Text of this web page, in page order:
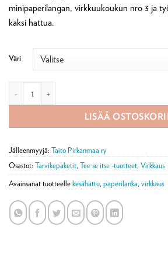
minipaperilangan, virkkuukoukun nro 3 ja
kaksi hattua.
Väri
LISÄÄ
Jälleenmyyjä: Taito Pirkanmaa ry
Osastot: Tarvikepaketit, Tee se itse -tuotteet, Virkkaus
Avainsanat tuotteelle kesähattu, paperilanka, virkkaus